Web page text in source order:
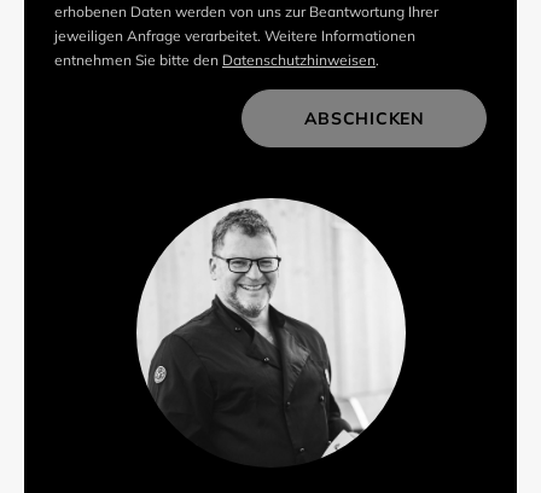
erhobenen Daten werden von uns zur Beantwortung Ihrer
jeweiligen Anfrage verarbeitet. Weitere Informationen
entnehmen Sie bitte den Datenschutzhinweisen.
ABSCHICKEN